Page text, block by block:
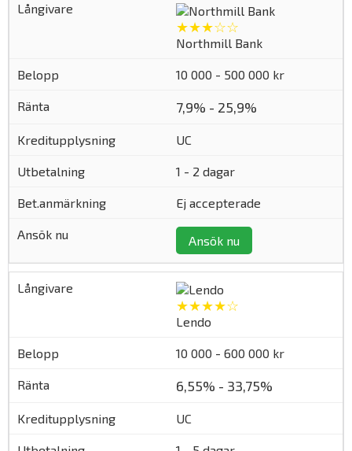
★★★☆☆
Northmill Bank
10 000 - 500 000 kr
7,9% - 25,9%
UC
1 - 2 dagar
Ej accepterade
Ansök nu
★★★★☆
Lendo
10 000 - 600 000 kr
6,55% - 33,75%
UC